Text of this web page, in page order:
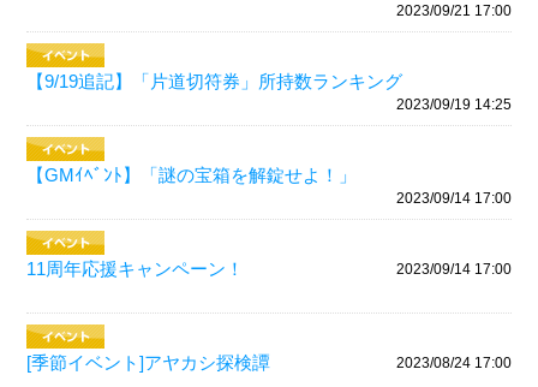
2023/09/21 17:00
【9/19追記】「片道切符券」所持数ランキング
2023/09/19 14:25
【GMｲﾍﾞﾝﾄ】「謎の宝箱を解錠せよ！」
2023/09/14 17:00
11周年応援キャンペーン！ 2023/09/14 17:00
[季節イベント]アヤカシ探検譚 2023/08/24 17:00